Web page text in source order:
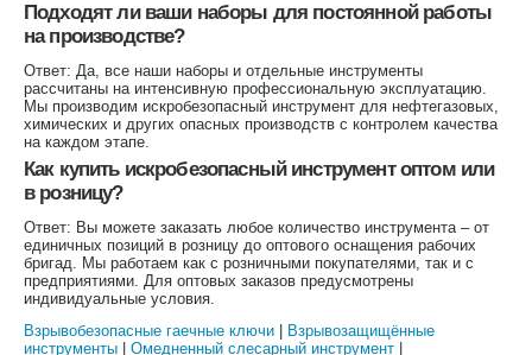
Подходят ли ваши наборы для постоянной работы
на производстве?
Ответ: Да, все наши наборы и отдельные инструменты
рассчитаны на интенсивную профессиональную эксплуатацию.
Мы производим искробезопасный инструмент для нефтегазовых,
химических и других опасных производств с контролем качества
на каждом этапе.
Как купить искробезопасный инструмент оптом или
в розницу?
Ответ: Вы можете заказать любое количество инструмента – от
единичных позиций в розницу до оптового оснащения рабочих
бригад. Мы работаем как с розничными покупателями, так и с
предприятиями. Для оптовых заказов предусмотрены
индивидуальные условия.
Взрывобезопасные гаечные ключи
Взрывозащищённые
инструменты
Омедненный слесарный инструмент